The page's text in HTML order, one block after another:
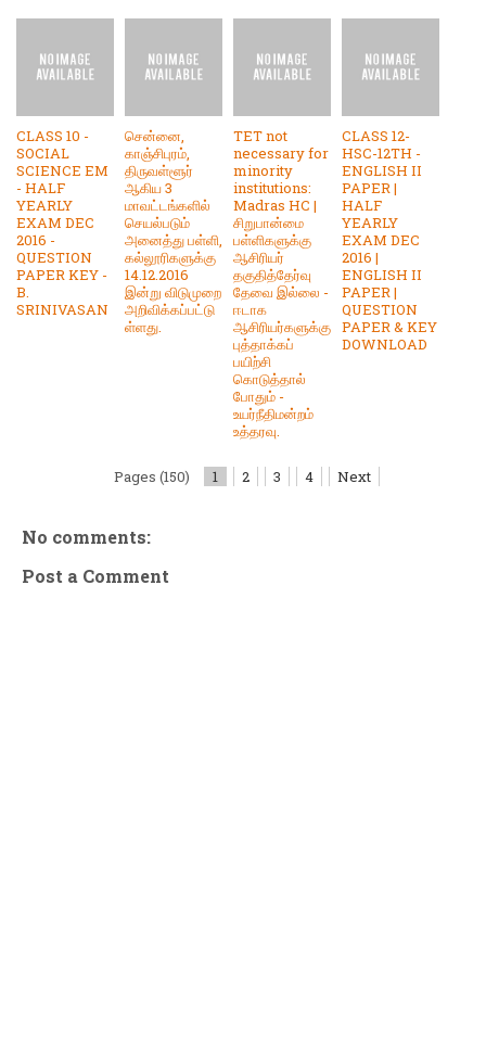
CLASS 10 -
SOCIAL
SCIENCE EM
- HALF
YEARLY
EXAM DEC
2016 -
QUESTION
PAPER KEY -
B.
SRINIVASAN
சென்னை,
காஞ்சிபுரம்,
திருவள்ளூர்
ஆகிய 3
மாவட்டங்களில்
செயல்படும்
அனைத்து பள்ளி,
கல்லூரிகளுக்கு
14.12.2016
இன்று விடுமுறை
அறிவிக்கப்பட்டு
ள்ளது.
TET not
necessary for
minority
institutions:
Madras HC |
சிறுபான்மை
பள்ளிகளுக்கு
ஆசிரியர்
தகுதித்தேர்வு
தேவை இல்லை -
ஈடாக
ஆசிரியர்களுக்கு
புத்தாக்கப்
பயிற்சி
கொடுத்தால்
போதும் -
உயர்நீதிமன்றம்
உத்தரவு.
CLASS 12-
HSC-12TH -
ENGLISH II
PAPER |
HALF
YEARLY
EXAM DEC
2016 |
ENGLISH II
PAPER |
QUESTION
PAPER & KEY
DOWNLOAD
Pages (150) 1 2 3 4 Next
No comments:
Post a Comment